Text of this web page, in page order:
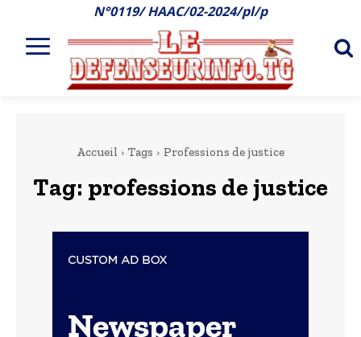
N°0119/ HAAC/02-2024/pl/p
Accueil Tags Professions de justice
Tag: professions de justice